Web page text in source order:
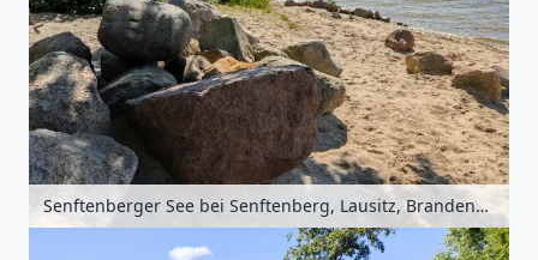
Senftenberger See bei Senftenberg, Lausitz, Brandenburg, Deutschland